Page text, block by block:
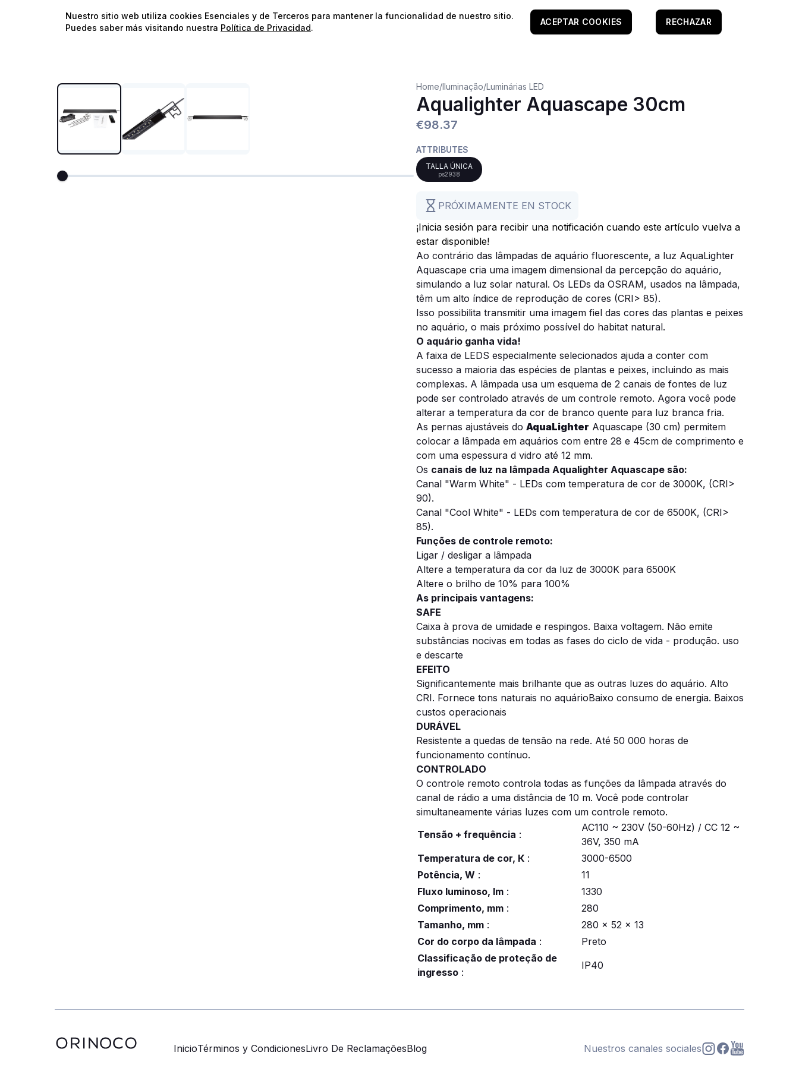
⭐️¡Envíos gratis para pedidos superiores a 60€!*⭐️
Home/Iluminação/Luminárias LED
Aqualighter Aquascape 30cm
€98.37
ATTRIBUTES
TALLA ÚNICA
ps2938
PRÓXIMAMENTE EN STOCK
¡Inicia sesión para recibir una notificación cuando este artículo vuelva a
estar disponible!
Ao contrário das lâmpadas de aquário fluorescente, a luz AquaLighter
Aquascape cria uma imagem dimensional da percepção do aquário,
simulando a luz solar natural. Os LEDs da OSRAM, usados ​​na lâmpada,
têm um alto índice de reprodução de cores (CRI> 85).
Isso possibilita transmitir uma imagem fiel das cores das plantas e peixes
no aquário, o mais próximo possível do habitat natural.
O aquário ganha vida!
A faixa de LEDS especialmente selecionados ajuda a conter com
sucesso a maioria das espécies de plantas e peixes, incluindo as mais
complexas. A lâmpada usa um esquema de 2 canais de fontes de luz
pode ser controlado através de um controle remoto. Agora você pode
alterar a temperatura da cor de branco quente para luz branca fria.
As pernas ajustáveis ​​do AquaLighter Aquascape (30 cm) permitem
colocar a lâmpada em aquários com entre 28 e 45cm de comprimento e
com uma espessura d vidro até 12 mm.
Os canais de luz na lâmpada Aqualighter Aquascape são:
Canal "Warm White" - LEDs com temperatura de cor de 3000K, (CRI>
90).
Canal "Cool White" - LEDs com temperatura de cor de 6500K, (CRI>
85).
Funções de controle remoto:
Ligar / desligar a lâmpada
Altere a temperatura da cor da luz de 3000K para 6500K
Altere o brilho de 10% para 100%
As principais vantagens:
SAFE
Caixa à prova de umidade e respingos. Baixa voltagem. Não emite
substâncias nocivas em todas as fases do ciclo de vida - produção. uso
e descarte
EFEITO
Significantemente mais brilhante que as outras luzes do aquário. Alto
CRI. Fornece tons naturais no aquárioBaixo consumo de energia. Baixos
custos operacionais
DURÁVEL
Resistente a quedas de tensão na rede. Até 50 000 horas de
funcionamento contínuo.
CONTROLADO
O controle remoto controla todas as funções da lâmpada através do
canal de rádio a uma distância de 10 m. Você pode controlar
simultaneamente várias luzes com um controle remoto.
Tensão + frequência :
AC110 ~ 230V (50-60Hz) / CC 12 ~
36V, 350 mA
Temperatura de cor, К :
3000-6500
Potência, W :
11
Fluxo luminoso, lm :
1330
Comprimento, mm :
280
Tamanho, mm :
280 x 52 x 13
Cor do corpo da lâmpada :
Preto
Classificação de proteção de
ingresso :
IP40
InicioTérminos y CondicionesLivro De ReclamaçõesBlog Nuestros canales sociales
Nuestro sitio web utiliza cookies Esenciales y de Terceros para mantener la funcionalidad de nuestro sitio.
Puedes saber más visitando nuestra Política de Privacidad.
ACEPTAR COOKIES RECHAZAR